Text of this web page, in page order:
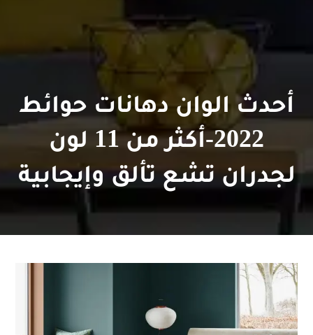
أحدث الوان دهانات حوائط
2022-أكثر من 11 لون
لجدران تشع تألق وإيجابية